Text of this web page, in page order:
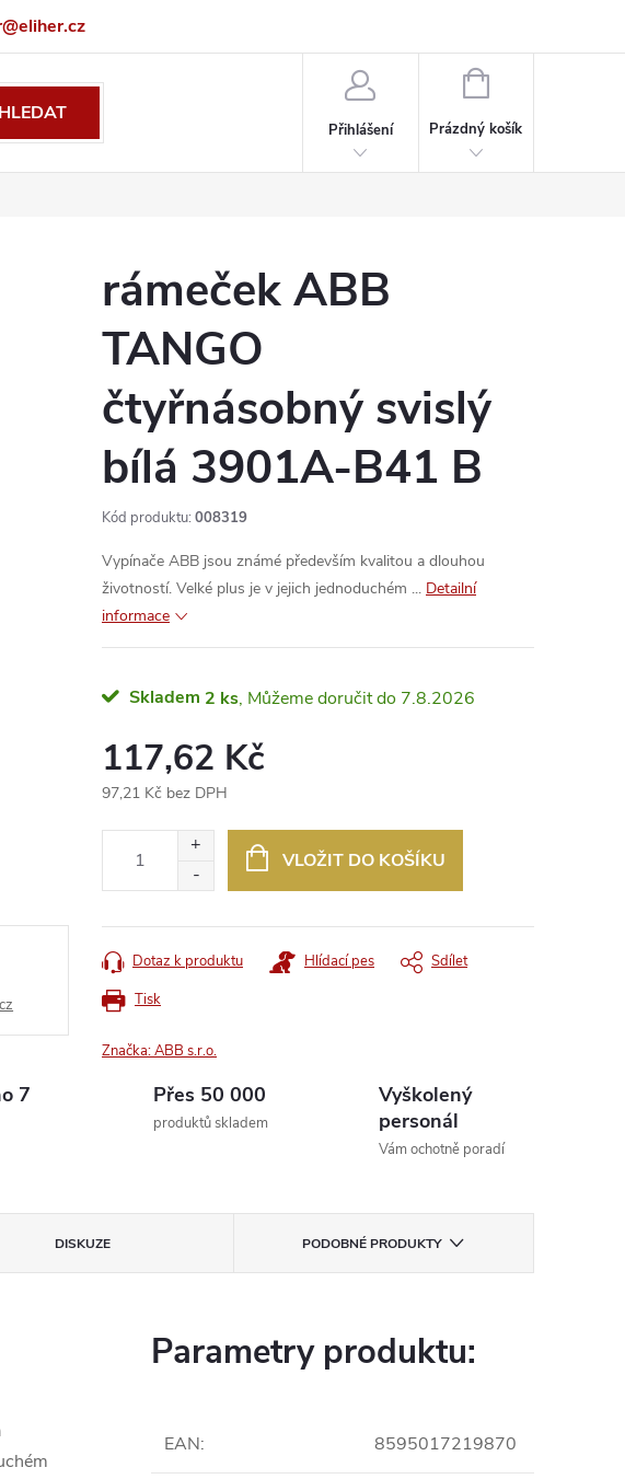
Specialista na Bordeaux
HLEDAT
Přihlášení
NÁKUPNÍ
Prázdný košík
rámeček ABB
TANGO
čtyřnásobný svislý
bílá 3901A-B41 B
Kód produktu: 008319
Vypínače ABB jsou známé především kvalitou a dlouhou
životností. Velké plus je v jejich jednoduchém ... Detailní
informace
Skladem 2 ks 7.8.2026
117,62 Kč
97,21 Kč bez DPH
VLOŽIT DO KOŠÍKU
Tisk
Dotaz k produktu Hlídací pes Sdílet
Značka:ABB s.r.o.
7
Přes 50 000
produktů skladem
Vyškolený
personál
Vám ochotně poradí
DISKUZE PODOBNÉ PRODUKTY
Parametry produktu:
EAN: 8595017219870